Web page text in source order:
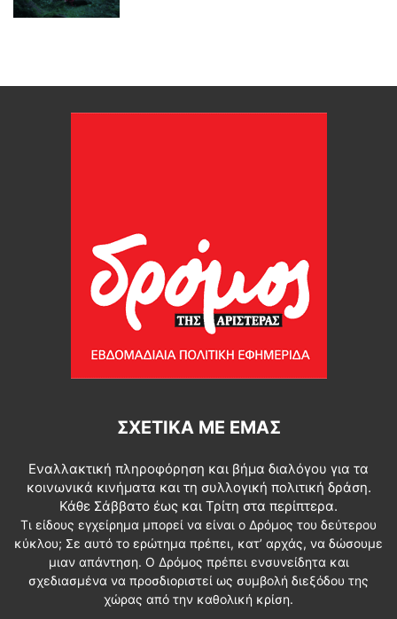
ΣΧΕΤΙΚΆ ΜΕ ΕΜΆΣ
Εναλλακτική πληροφόρηση και βήμα διαλόγου για τα
κοινωνικά κινήματα και τη συλλογική πολιτική δράση.
Κάθε Σάββατο έως και Τρίτη στα περίπτερα.
Τι είδους εγχείρημα μπορεί να είναι ο Δρόμος του δεύτερου
κύκλου; Σε αυτό το ερώτημα πρέπει, κατ’ αρχάς, να δώσουμε
μιαν απάντηση. Ο Δρόμος πρέπει ενσυνείδητα και
σχεδιασμένα να προσδιοριστεί ως συμβολή διεξόδου της
χώρας από την καθολική κρίση.